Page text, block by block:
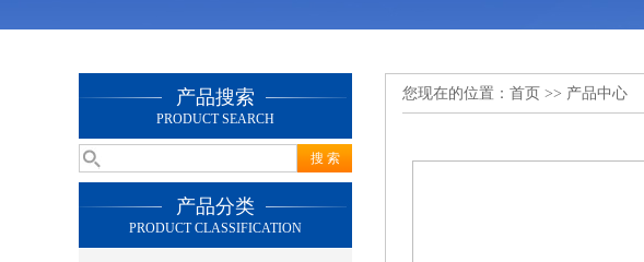
产品搜索
PRODUCT SEARCH
产品分类
PRODUCT CLASSIFICATION
您现在的位置： 首页 >> 产品中心